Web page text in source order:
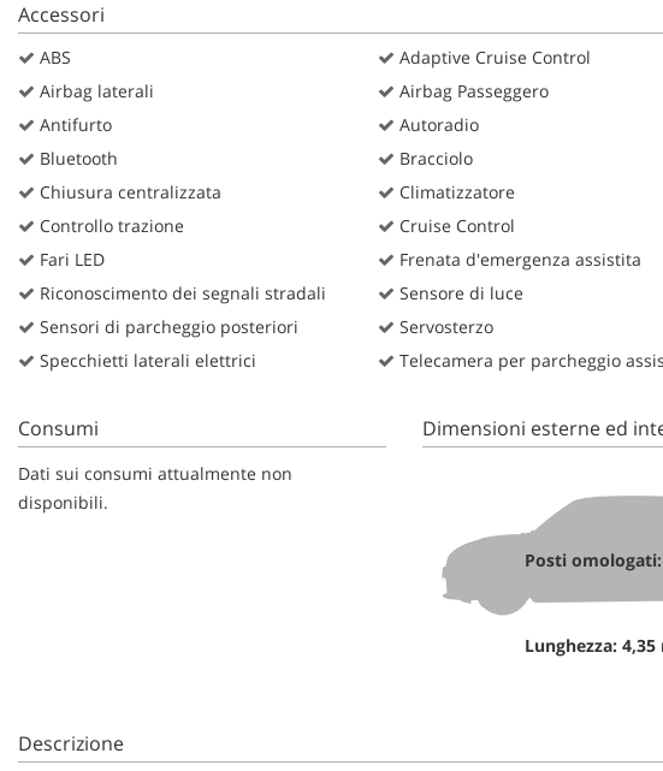
Accessori
ABS
Airbag laterali
Antifurto
Bluetooth
Chiusura centralizzata
Controllo trazione
Fari LED
Riconoscimento dei segnali stradali
Sensori di parcheggio posteriori
Specchietti laterali elettrici
Adaptive Cruise Control
Airbag Passeggero
Autoradio
Bracciolo
Climatizzatore
Cruise Control
Frenata d'emergenza assistita
Sensore di luce
Servosterzo
Telecamera per parcheggio
Consumi
Dati sui consumi attualmente non
disponibili.
Dimensioni esterne ed
Posti
Lunghezza: 4,35
Descrizione